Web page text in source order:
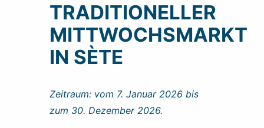
TRADITIONELLER
MITTWOCHSMARKT
IN SÈTE
Zeitraum: vom 7. Januar 2026 bis
zum 30. Dezember 2026.